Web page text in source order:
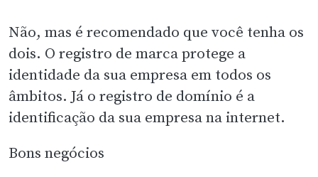
Não, mas é recomendado que você tenha os
dois. O registro de marca protege a
identidade da sua empresa em todos os
âmbitos. Já o registro de domínio é a
identificação da sua empresa na internet.
Bons negócios